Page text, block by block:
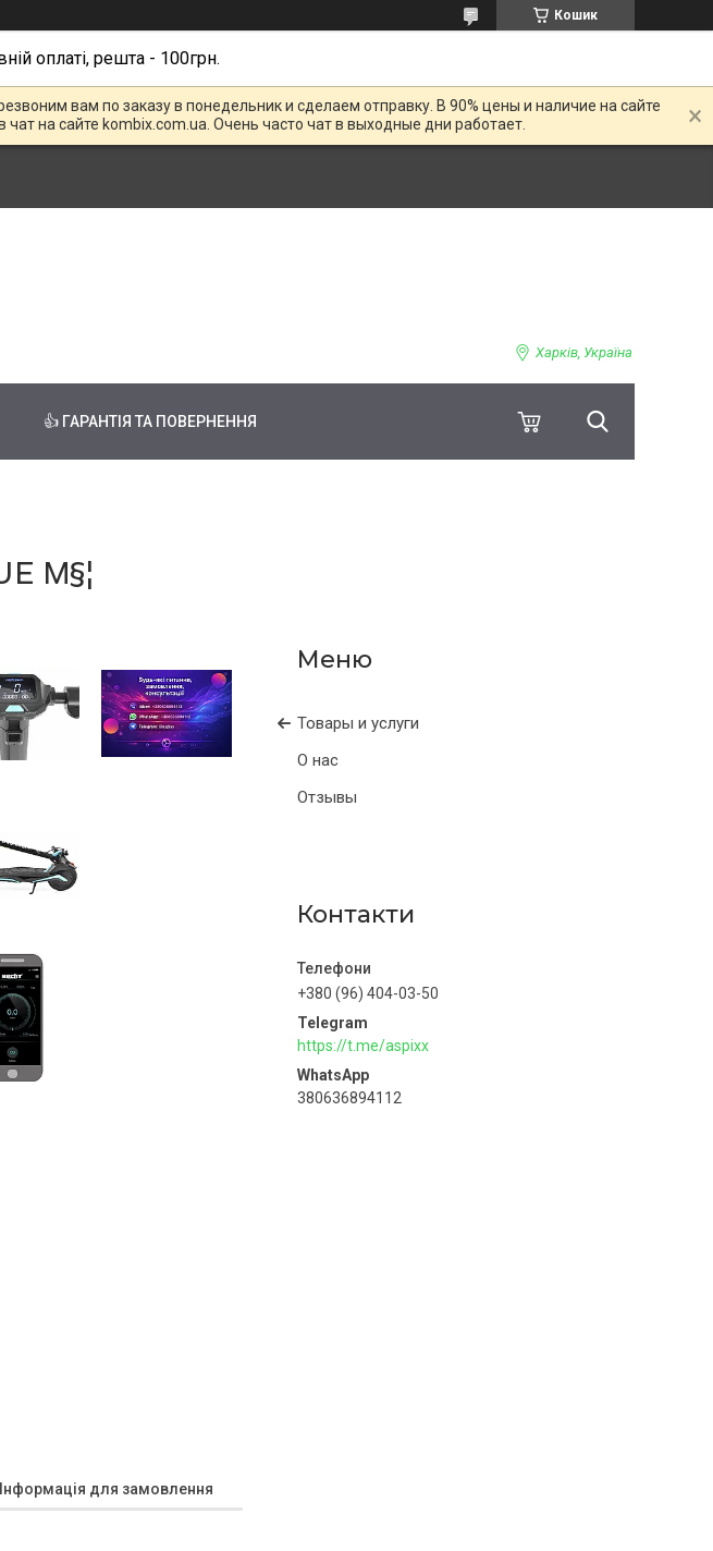
Кошик
оплаті, решта - 100грн.
вам по заказу в понедельник и сделаем отправку. В 90% цены и наличие на сайте
на сайте kombix.com.ua. Очень часто чат в выходные дни работает.
Харків, Україна
👍 ГАРАНТІЯ ТА ПОВЕРНЕННЯ
Μ§¦
Товары и услуги
О нас
Отзывы
Контакти
+380 (96) 404-03-50
https://t.me/aspixx
380636894112
Інформація для замовлення